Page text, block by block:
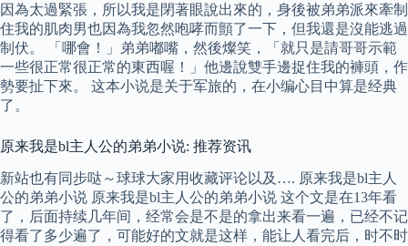
因為太過緊張，所以我是閉著眼說出來的，身後被弟弟派來牽制
住我的肌肉男也因為我忽然咆哮而顫了一下，但我還是沒能逃過
制伏。 「哪會！」弟弟嘟嘴，然後燦笑，「就只是請哥哥示範
一些很正常很正常的東西喔！」他邊說雙手邊捉住我的褲頭，作
勢要扯下來。 这本小说是关于军旅的，在小编心目中算是经典
了。
原来我是bl主人公的弟弟小说: 推荐资讯
新站也有同步哒～球球大家用收藏评论以及…. 原来我是bl主人
公的弟弟小说 原来我是bl主人公的弟弟小说 这个文是在13年看
了，后面持续几年间，经常会是不是的拿出来看一遍，已经不记
得看了多少遍了，可能好的文就是这样，能让人看完后，时不时